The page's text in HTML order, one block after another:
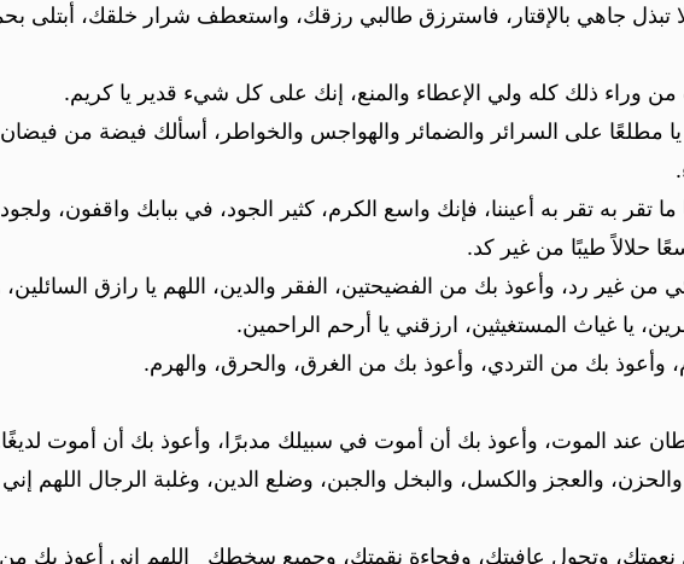
تبذل جاهي بالإقتار، فاسترزق طالبي رزقك، واستعطف شرار خلقك، أبتلى
وراء ذلك كله ولي الإعطاء والمنع، إنك على كل شيء قدير يا كريم.
يا مطلعًا على السرائر والضمائر والهواجس والخواطر، أسألك فيضة من
ما تقر به تقر به أعيننا، فإنك واسع الكرم، كثير الجود، في ببابك واقفون،
حلالاً طيبًا من غير كد.
من غير رد، وأعوذ بك من الفضيحتين، الفقر والدين، اللهم يا رازق السائلين،
يا غياث المستغيثين، ارزقني يا أرحم الراحمين.
وأعوذ بك من التردي، وأعوذ بك من الغرق، والحرق، والهرم.
عند الموت، وأعوذ بك أن أموت في سبيلك مدبرًا، وأعوذ بك أن أموت
والعجز والكسل، والبخل والجبن، وضلع الدين، وغلبة الرجال اللهم
نعمتك، وتحول عافيتك، وفجاءة نقمتك، وجميع سخطك اللهم إني أعوذ بك